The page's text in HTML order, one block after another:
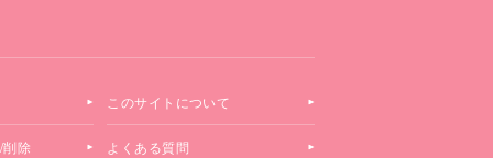
このサイトについて
除 よくある質問